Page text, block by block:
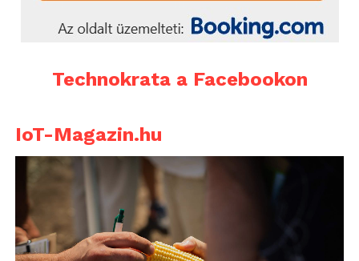
Technokrata a Facebookon
IoT-Magazin.hu